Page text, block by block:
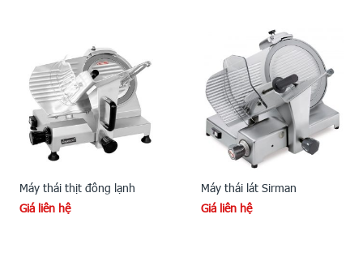
Máy thái thịt đông lạnh
Giá liên hệ
Máy thái lát Sirman
Giá liên hệ